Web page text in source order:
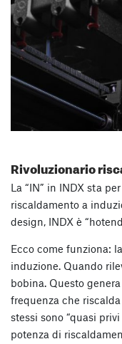
Rivoluzionario
La “IN” in INDX sta
riscaldamento a
design, INDX è
Ecco come funziona:
induzione. Quando
bobina. Questo
frequenza che
stessi sono “quasi
potenza di